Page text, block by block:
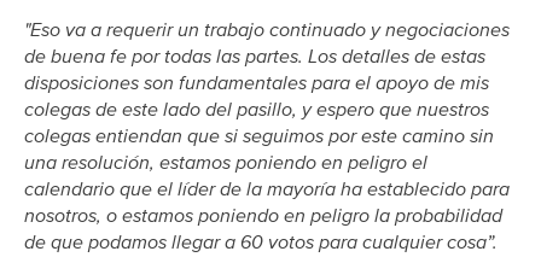
"Eso va a requerir un trabajo continuado y negociaciones
de buena fe por todas las partes. Los detalles de estas
disposiciones son fundamentales para el apoyo de mis
colegas de este lado del pasillo, y espero que nuestros
colegas entiendan que si seguimos por este camino sin
una resolución, estamos poniendo en peligro el
calendario que el líder de la mayoría ha establecido para
nosotros, o estamos poniendo en peligro la probabilidad
de que podamos llegar a 60 votos para cualquier cosa”.